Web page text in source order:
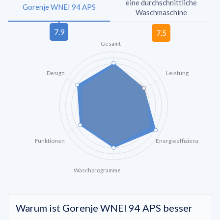
Gorenje WNEI 94 APS
eine durchschnittliche
Waschmaschine
Gesamt
Leistung
Energieeffizienz
Waschprogramme
Funktionen
Design
Warum ist Gorenje WNEI 94 APS besser